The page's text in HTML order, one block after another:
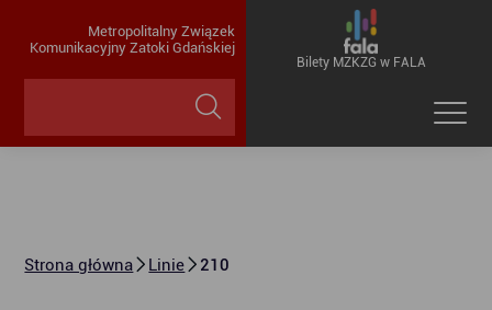
Metropolitalny Związek
Komunikacyjny Zatoki Gdańskiej
Bilety MZKZG w FALA
Strona główna Linie 210